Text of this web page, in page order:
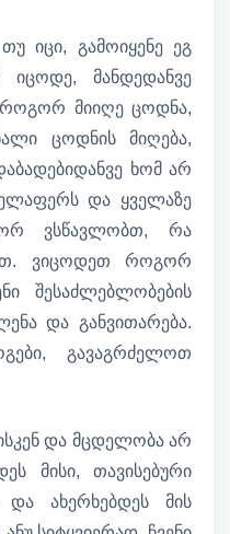
იცი, გამოიყენე ეგ
მანდედანვე
როგორ მიიღე ცოდნა,
ცოდნის მიღება,
ხომ არ
და ყველაზე
ვსწავლობთ, რა
ვიცოდეთ როგორ
შესაძლებლობების
და განვითარება.
გავაგრძელოთ
და მცდელობა არ
მისი, თავისებური
და ახერხებდეს მის